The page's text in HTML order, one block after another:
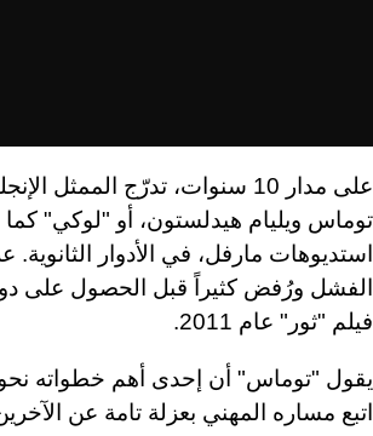
على مدار 10 سنوات، تدرّج الممثل
توماس ويليام هيدلستون، أو "لوكي"
استديوهات مارفل، في الأدوار
الفشل ورُفض كثيراً قبل الحصول على
فيلم "ثور" عام 2011.
يقول "توماس" أن إحدى أهم خطواته نحو
اتبع مساره المهني بعزلة تامة عن